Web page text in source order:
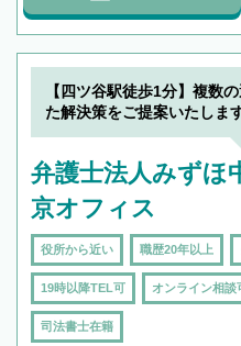
【四ツ谷駅徒歩1分】複数
た解決策をご提案いたしま
弁護士法人みず
京オフィス
役所から近い 職歴20年以上
19時以降TEL可 オンライン相談
司法書士在籍